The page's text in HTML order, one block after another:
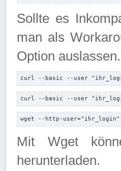
Sollte es
man als
Option auslassen.
curl --basic --user
curl --basic --user
wget --http-
Mit Wget
herunterladen.